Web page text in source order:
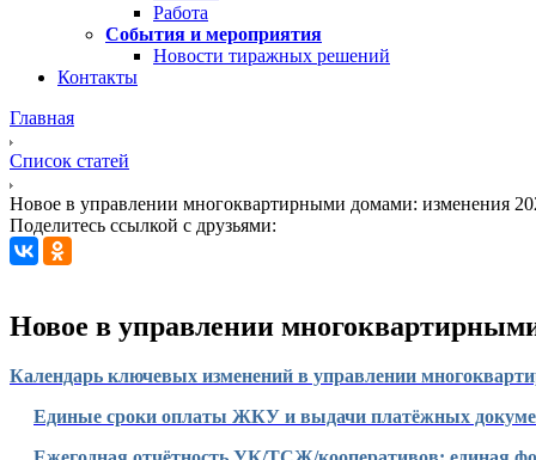
Работа
События и мероприятия
Новости тиражных решений
Контакты
Главная
Список статей
Новое в управлении многоквартирными домами: изменения
Поделитесь ссылкой с друзьями:
Новое в управлении
Календарь ключевых изменений в управлении
Единые сроки оплаты ЖКУ и выдачи платёжных